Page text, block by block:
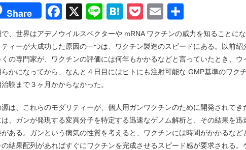
Share Facebook
X LineHatena
Pocket
Email
有
、世界はアデノウイルスベクターや mRNA ワクチンの威力を知ることにな
ィーが大成功した原因の一つは、ワクチン製造のスピードにある。以前紹
の専門家が、ワクチンの評価には何年もかかるなどと言っていたとき、ウ
かになってから、なんと４日目にはヒトにも注射可能な GMP基準のワク
験まで３ヶ月かからなかった。
は、これらのモダリティーが、個人用ガンワクチンのために開発されてき
、ガンが発現する変異分子を特定する迅速なゲノム解析と、その結果を迅
ある。ガンという病気の性質を考えると、ワクチンには時間がかかるなど
結果配列があればすぐにワクチンを完成させるスピード感が要求される。